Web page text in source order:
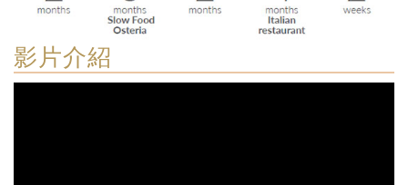
影片介紹